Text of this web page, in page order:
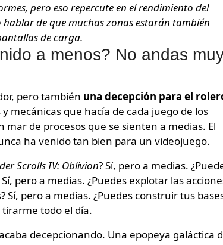
pero eso repercute en el rendimiento del
de que muchas zonas estarán también
de carga.
a menos? No andas
pero también una decepción para el
mecánicas que hacía de cada juego de los
de procesos que se sienten a medias. El
ha venido tan bien para un videojuego.
Scrolls IV: Oblivion? Sí, pero a medias.
Sí, pero a medias. ¿Puedes explotar las
? Sí, pero a medias. ¿Puedes construir tus
tirarme todo el día.
decepcionando. Una epopeya galáctica